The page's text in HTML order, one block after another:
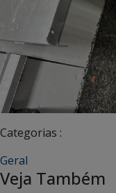
Categorias :
Geral
Veja Também